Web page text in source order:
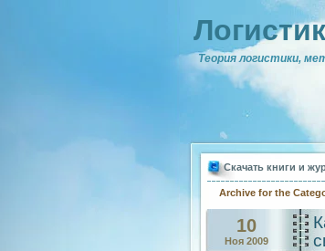
Теория логистики,
Скачать книги и
Archive for the
10
Ноя 2009